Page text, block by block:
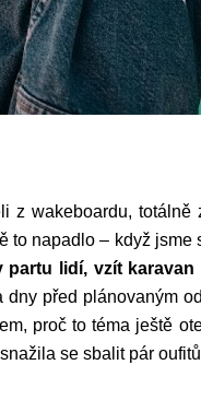
z wakeboardu,
to napadlo – když jsme
partu lidí, vzít
dny před plánovaným
proč to téma ještě
se sbalit pár